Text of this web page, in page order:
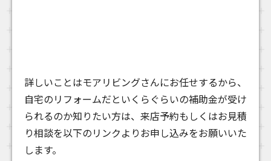
詳しいことはモアリビングさんにお任せするから、
自宅のリフォームだといくらぐらいの補助金が受け
られるのか知りたい方は、来店予約もしくはお見積
り相談を以下のリンクよりお申し込みをお願いいた
します。